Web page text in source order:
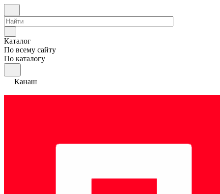
Каталог
По всему сайту
По каталогу
Канаш